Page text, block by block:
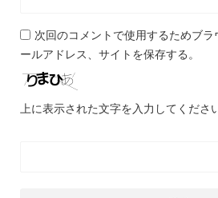
次回のコメントで使用するためブ
ールアドレス、サイトを保存する。
上に表示された文字を入力してください